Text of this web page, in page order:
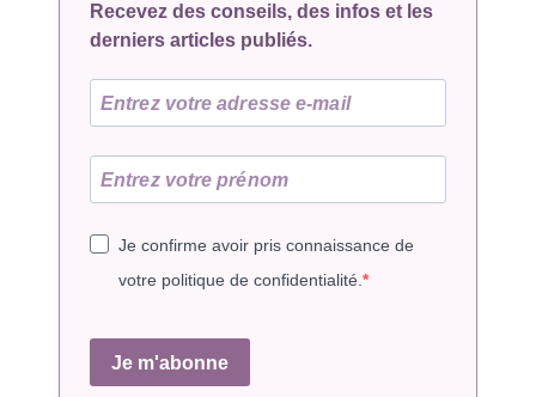
Recevez des conseils, des infos et les
derniers articles publiés.
Je confirme avoir pris connaissance de
votre politique de confidentialité.
Je m'abonne